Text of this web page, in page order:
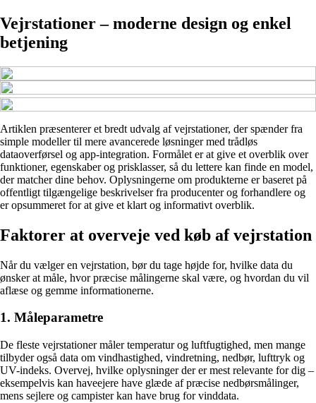
Vejrstationer – moderne design og enkel
betjening
Artiklen præsenterer et bredt udvalg af vejrstationer, der spænder fra
simple modeller til mere avancerede løsninger med trådløs
dataoverførsel og app-integration. Formålet er at give et overblik over
funktioner, egenskaber og prisklasser, så du lettere kan finde en model,
der matcher dine behov. Oplysningerne om produkterne er baseret på
offentligt tilgængelige beskrivelser fra producenter og forhandlere og
er opsummeret for at give et klart og informativt overblik.
Faktorer at overveje ved køb af vejrstation
Når du vælger en vejrstation, bør du tage højde for, hvilke data du
ønsker at måle, hvor præcise målingerne skal være, og hvordan du vil
aflæse og gemme informationerne.
1. Måleparametre
De fleste vejrstationer måler temperatur og luftfugtighed, men mange
tilbyder også data om vindhastighed, vindretning, nedbør, lufttryk og
UV-indeks. Overvej, hvilke oplysninger der er mest relevante for dig –
eksempelvis kan haveejere have glæde af præcise nedbørsmålinger,
mens sejlere og campister kan have brug for vinddata.